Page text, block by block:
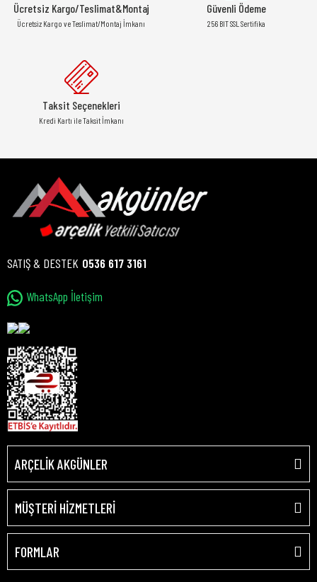
Ücretsiz Kargo/Teslimat&Montaj
Ücretsiz Kargo ve Teslimat/Montaj İmkanı
Güvenli Ödeme
256 BIT SSL Sertifika
Taksit Seçenekleri
Kredi Kartı ile Taksit İmkanı
SATIŞ & DESTEK 0536 617 3161
WhatsApp İletişim
ARÇELİK AKGÜNLER
MÜŞTERİ HİZMETLERİ
FORMLAR